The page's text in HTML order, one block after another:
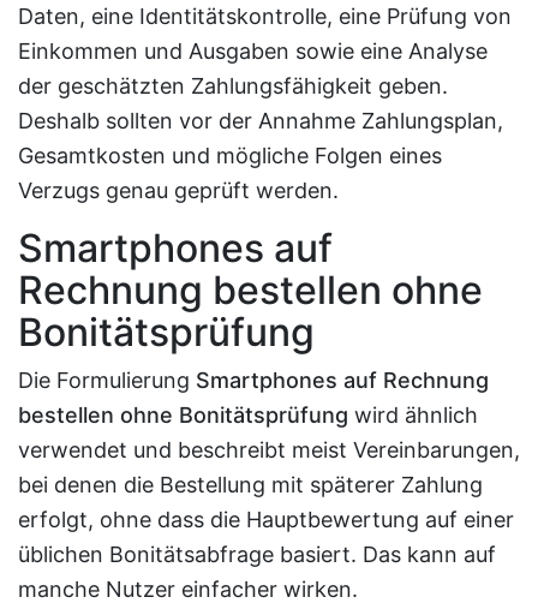
Daten, eine Identitätskontrolle, eine Prüfung von
Einkommen und Ausgaben sowie eine Analyse
der geschätzten Zahlungsfähigkeit geben.
Deshalb sollten vor der Annahme Zahlungsplan,
Gesamtkosten und mögliche Folgen eines
Verzugs genau geprüft werden.
Smartphones auf
Rechnung bestellen ohne
Bonitätsprüfung
Die Formulierung Smartphones auf Rechnung
bestellen ohne Bonitätsprüfung wird ähnlich
verwendet und beschreibt meist Vereinbarungen,
bei denen die Bestellung mit späterer Zahlung
erfolgt, ohne dass die Hauptbewertung auf einer
üblichen Bonitätsabfrage basiert. Das kann auf
manche Nutzer einfacher wirken.